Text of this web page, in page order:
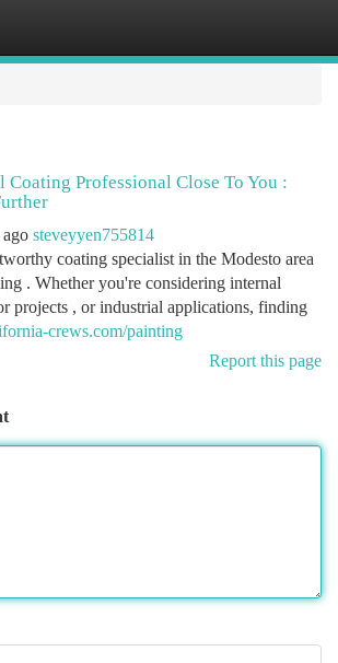
Professional Close To You :
steveyyen755814
coating specialist in the Modesto area
. Whether you're considering internal
projects , or industrial applications, finding
crews.com/painting
Report this page